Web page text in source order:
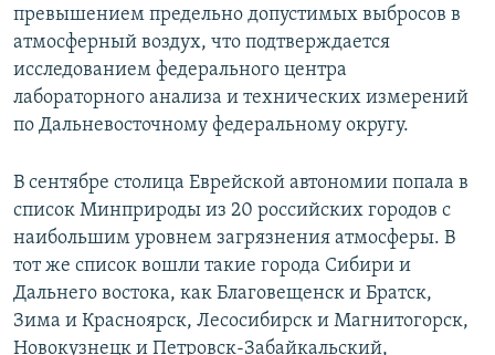
превышением предельно допустимых выбросов в
атмосферный воздух, что подтверждается
исследованием федерального центра
лабораторного анализа и технических измерений
по Дальневосточному федеральному округу.
В сентябре столица Еврейской автономии попала в
список Минприроды из 20 российских городов с
наибольшим уровнем загрязнения атмосферы. В
тот же список вошли такие города Сибири и
Дальнего востока, как Благовещенск и Братск,
Зима и Красноярск, Лесосибирск и Магнитогорск,
Новокузнецк и Петровск-Забайкальский,